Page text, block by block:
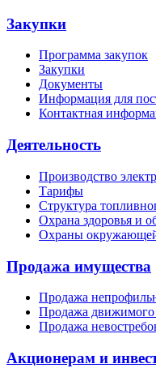
Закупки
Программа закупок
Закупки
Документы
Информация для
Контактная
Деятельность
Производство
Тарифы
Структура
Охрана здоровья и
Охраны
Продажа имущества
Продажа
Продажа движимого
Продажа
Акционерам и